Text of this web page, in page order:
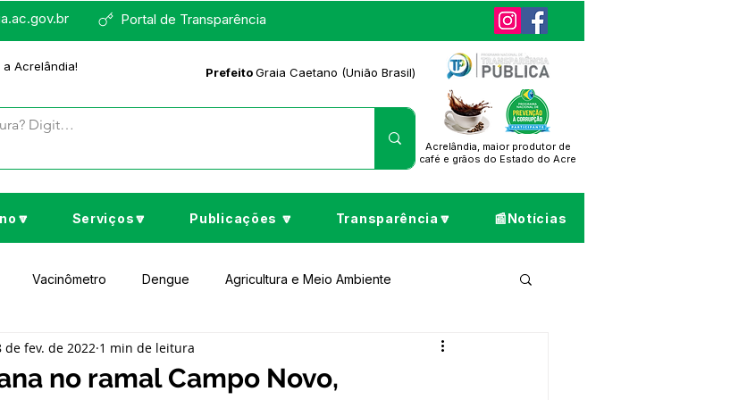
Portal de Transparência
Acrelândia! PrefeitoGraia Caetano (União Brasil)
Acrelândia, maior produtor de
café e grãos do Estado do Acre
Serviços🔽 Publicações 🔽 Transparência🔽 📰Notícias
Vacinômetro Dengue Agricultura e Meio Ambiente
e Lazer Educação Assistência Social
no ramal Campo Novo,
de fev. de 2022 1 min de leitura